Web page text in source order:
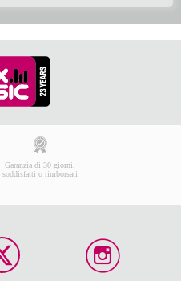
Garanzia di 30 giorni,
soddisfatti o rimborsati